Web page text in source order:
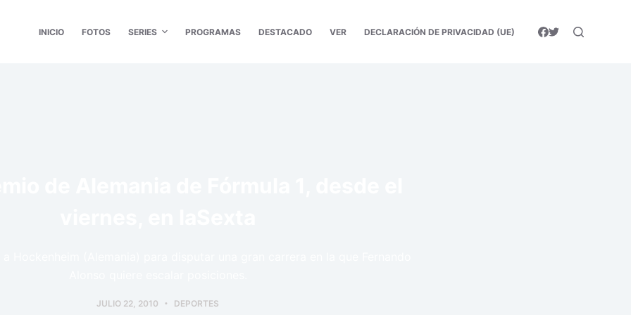
INICIO FOTOS SERIES PROGRAMAS DESTACADO VER DECLARACIÓN DE PRIVACIDAD (UE)
JULIO 22, 2010 DEPORTES